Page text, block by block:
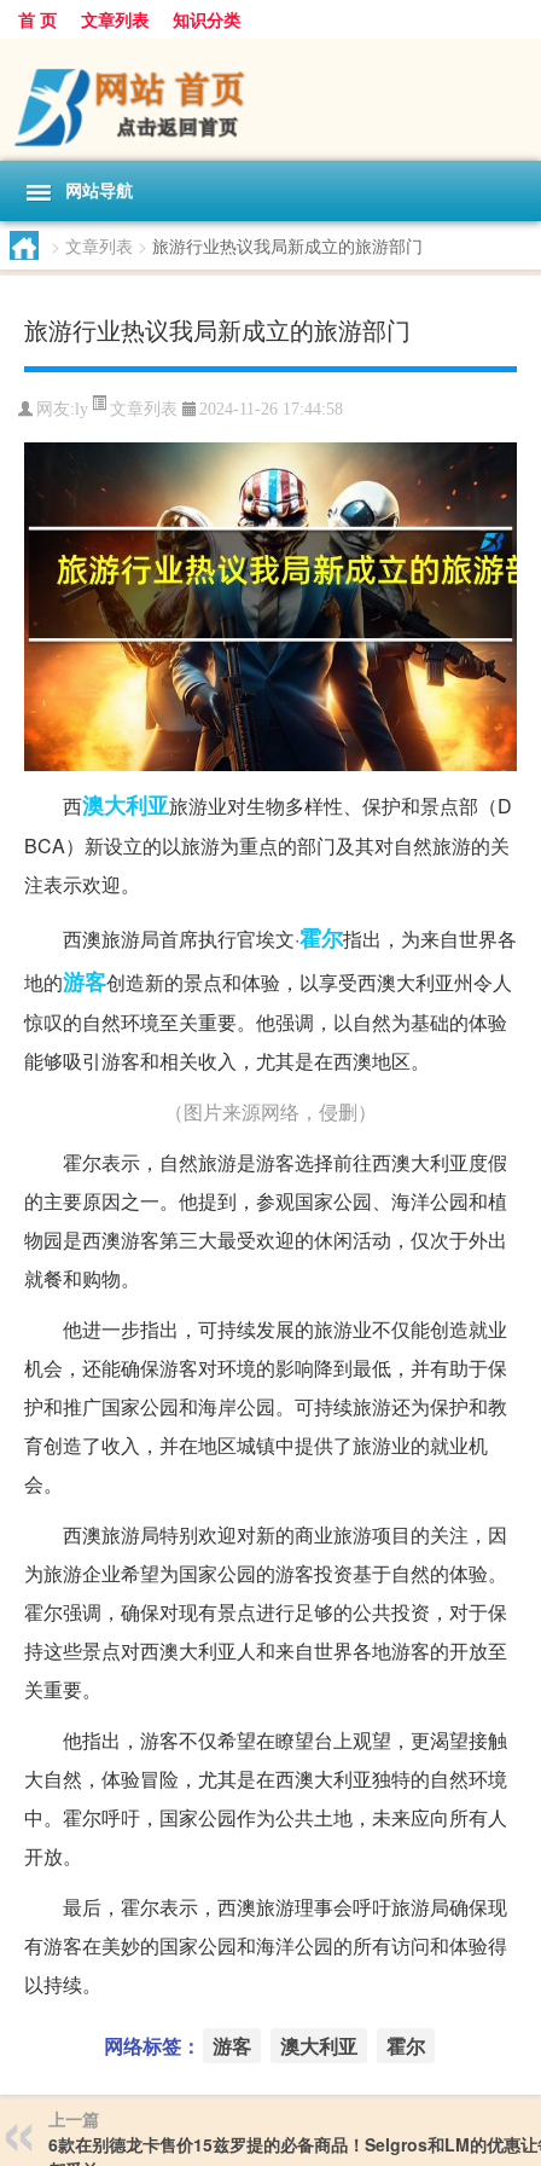
首 页 文章列表 知识分类
网站导航
> 文章列表 > 旅游行业热议我局新成立的旅游部门
旅游行业热议我局新成立的旅游部门
网友:ly 文章列表 2024-11-26 17:44:58
西澳大利亚旅游业对生物多样性、保护和景点部（D
BCA）新设立的以旅游为重点的部门及其对自然旅游的关
注表示欢迎。
西澳旅游局首席执行官埃文·霍尔指出，为来自世界各
地的游客创造新的景点和体验，以享受西澳大利亚州令人
惊叹的自然环境至关重要。他强调，以自然为基础的体验
能够吸引游客和相关收入，尤其是在西澳地区。
（图片来源网络，侵删）
霍尔表示，自然旅游是游客选择前往西澳大利亚度假
的主要原因之一。他提到，参观国家公园、海洋公园和植
物园是西澳游客第三大最受欢迎的休闲活动，仅次于外出
就餐和购物。
他进一步指出，可持续发展的旅游业不仅能创造就业
机会，还能确保游客对环境的影响降到最低，并有助于保
护和推广国家公园和海岸公园。可持续旅游还为保护和教
育创造了收入，并在地区城镇中提供了旅游业的就业机
会。
西澳旅游局特别欢迎对新的商业旅游项目的关注，因
为旅游企业希望为国家公园的游客投资基于自然的体验。
霍尔强调，确保对现有景点进行足够的公共投资，对于保
持这些景点对西澳大利亚人和来自世界各地游客的开放至
关重要。
他指出，游客不仅希望在瞭望台上观望，更渴望接触
大自然，体验冒险，尤其是在西澳大利亚独特的自然环境
中。霍尔呼吁，国家公园作为公共土地，未来应向所有人
开放。
最后，霍尔表示，西澳旅游理事会呼吁旅游局确保现
有游客在美妙的国家公园和海洋公园的所有访问和体验得
以持续。
网络标签： 游客 澳大利亚 霍尔
上一篇
6款在别德龙卡售价15兹罗提的必备商品！Selgros和LM的优惠